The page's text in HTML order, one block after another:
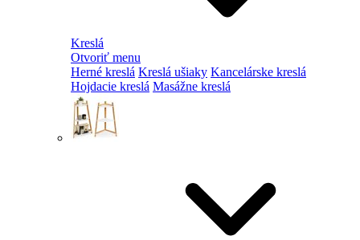
Kreslá
Otvoriť menu
Herné kreslá Kreslá ušiaky Kancelárske kreslá
Hojdacie kreslá Masážne kreslá